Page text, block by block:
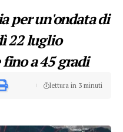
per un'ondata di
22 luglio
a 45 gradi
lettura in 3 minuti